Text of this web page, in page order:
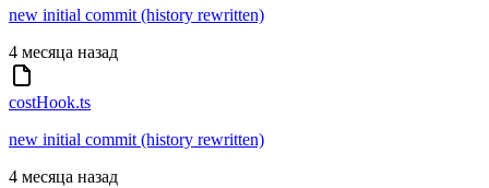
new initial commit (history rewritten)
4 месяца назад
costHook.ts
new initial commit (history rewritten)
4 месяца назад